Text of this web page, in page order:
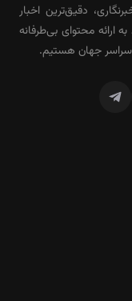
دقیق‌ترین اخبار
محتوای بی‌طرفانه
سراسر جهان هستیم.